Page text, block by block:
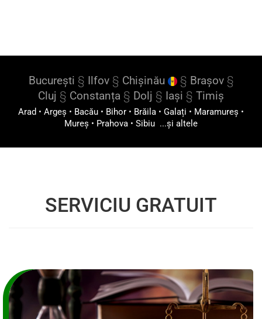
București § Ilfov§ Chișinău § Brașov§
Cluj § Constanța § Dolj § Iași § Timiș
Arad • Argeș • Bacău • Bihor • Brăila • Galați • Maramureș •
Mureș • Prahova • Sibiu ...și altele
SERVICIU GRATUIT